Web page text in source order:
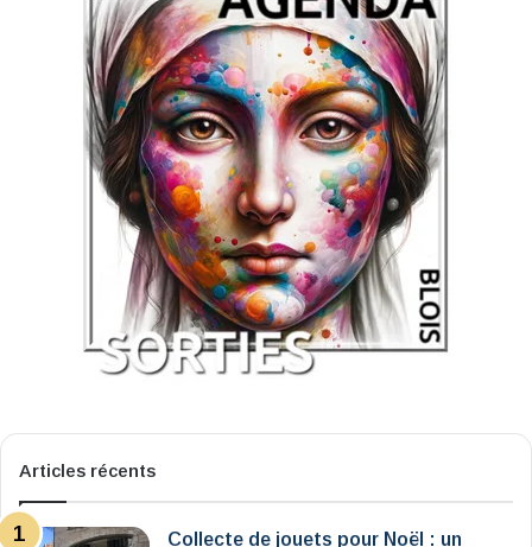
Articles récents
Collecte de jouets pour Noël : un